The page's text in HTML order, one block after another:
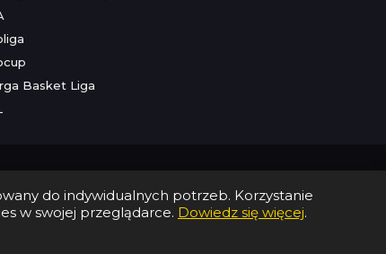
do indywidualnych potrzeb. Korzystanie
w swojej przeglądarce. Dowiedz się więcej.
Basket Liga